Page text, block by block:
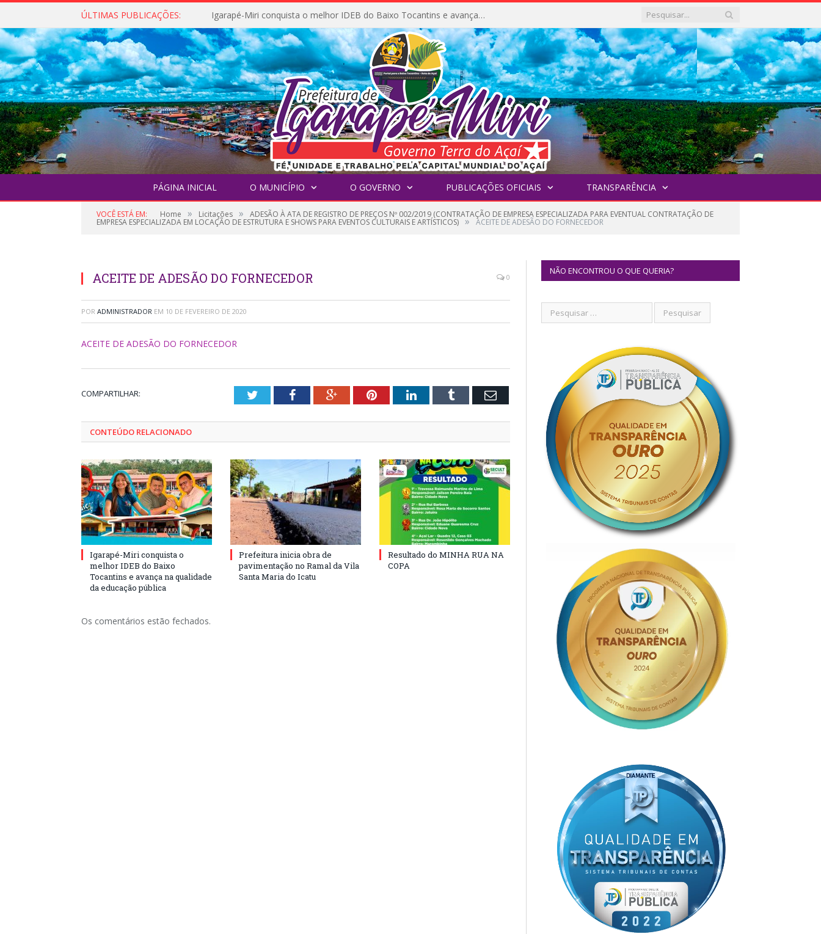
ÚLTIMAS PUBLICAÇÕES: Igarapé-Miri conquista o melhor IDEB do Baixo Tocantins e avança na qualidade da educação pública
PÁGINA INICIAL O MUNICÍPIO O GOVERNO PUBLICAÇÕES OFICIAIS TRANSPARÊNCIA
VOCÊ ESTÁ EM: Home » Licitações » ADESÃO À ATA DE REGISTRO DE PREÇOS Nº 002/2019 (CONTRATAÇÃO DE EMPRESA ESPECIALIZADA PARA EVENTUAL CONTRATAÇÃO DE
EMPRESA ESPECIALIZADA EM LOCAÇÃO DE ESTRUTURA E SHOWS PARA EVENTOS CULTURAIS E ARTÍSTICOS) » ACEITE DE ADESÃO DO FORNECEDOR
ACEITE DE ADESÃO DO FORNECEDOR 0
POR ADMINISTRADOR EM 10 DE FEVEREIRO DE 2020
ACEITE DE ADESÃO DO FORNECEDOR
COMPARTILHAR: TwitterFacebookGoogle+PinterestLinkedInTumblr Email
CONTEÚDO RELACIONADO
Igarapé-Miri conquista o
melhor IDEB do Baixo
Tocantins e avança na qualidade
da educação pública
Prefeitura inicia obra de
pavimentação no Ramal da Vila
Santa Maria do Icatu
Resultado do MINHA RUA NA
COPA
Os comentários estão fechados.
NÃO ENCONTROU O QUE QUERIA?